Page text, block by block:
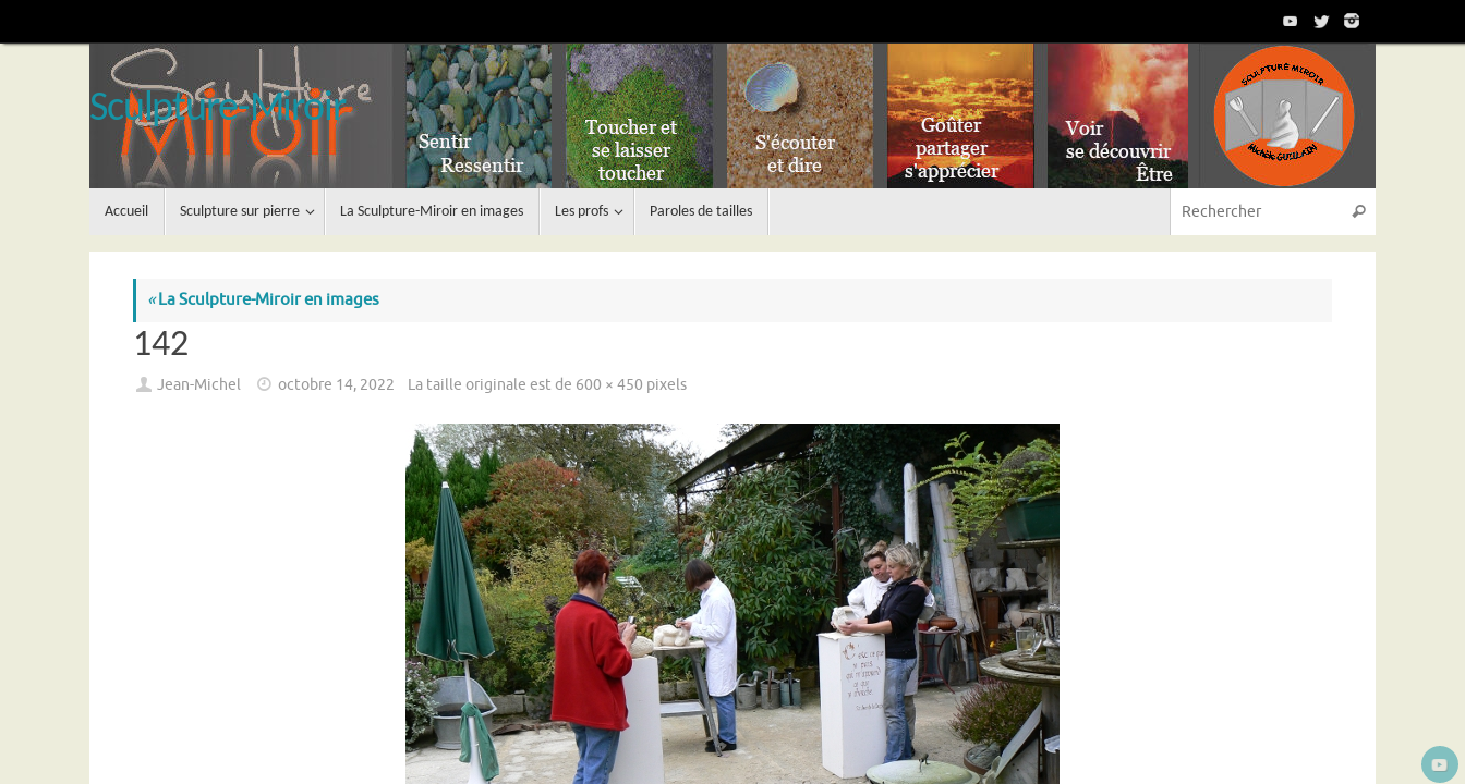
au
Sculpture-Miroir
Accueil Sculpture sur pierre La Sculpture-Miroir en images Les profs Paroles de tailles Rechercher
«La Sculpture-Miroir en images
142
Jean-Michel octobre 14, 2022 La taille originale est de 600 × 450 pixels